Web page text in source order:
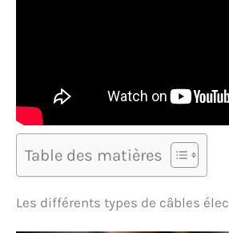
Table des matières
Les différents types de câbles